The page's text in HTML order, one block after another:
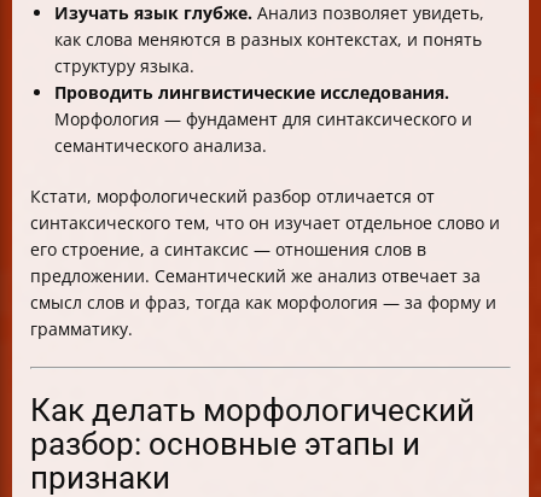
Изучать язык глубже. Анализ позволяет увидеть,
как слова меняются в разных контекстах, и понять
структуру языка.
Проводить лингвистические исследования.
Морфология — фундамент для синтаксического и
семантического анализа.
Кстати, морфологический разбор отличается от
синтаксического тем, что он изучает отдельное слово и
его строение, а синтаксис — отношения слов в
предложении. Семантический же анализ отвечает за
смысл слов и фраз, тогда как морфология — за форму и
грамматику.
Как делать морфологический
разбор: основные этапы и
признаки